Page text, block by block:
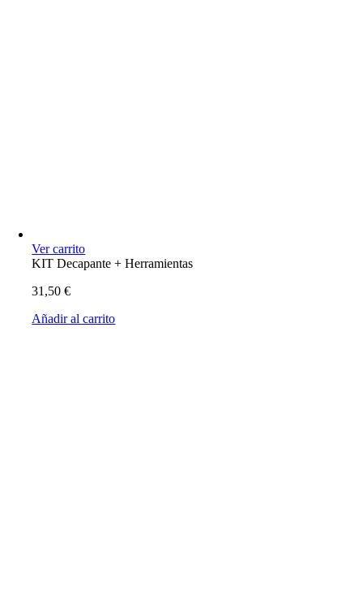
Ver carrito
KIT Decapante + Herramientas
31,50€
Añadir al carrito